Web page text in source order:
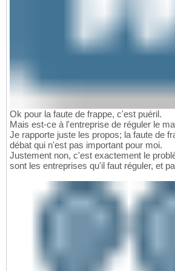
Ok pour la faute de frappe, c'est puéril.
Mais est-ce à l'entreprise de réguler le
Je rapporte juste les propos; la faute de
débat qui n'est pas important pour moi.
Justement non, c'est exactement le
sont les entreprises qu'il faut réguler, et